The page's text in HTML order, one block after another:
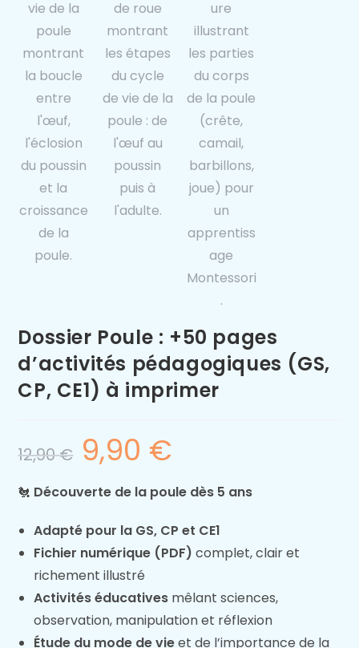
Dossier Poule : +50 pages
d’activités pédagogiques (GS,
CP, CE1) à imprimer
12,90€ 9,90 €
🐔 Découverte de la poule dès 5 ans
Adapté pour la GS, CP et CE1
Fichier numérique (PDF) complet, clair et
richement illustré
Activités éducatives mêlant sciences,
observation, manipulation et réflexion
Étude du mode de vieet de l’importance de la